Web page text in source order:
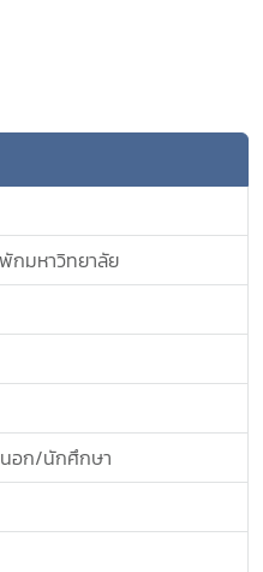
กมหาวิทยาลัย
อก/นักศึกษา